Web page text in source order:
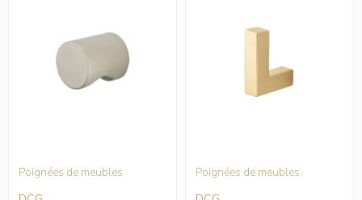
de meubles
Poignées de meubles